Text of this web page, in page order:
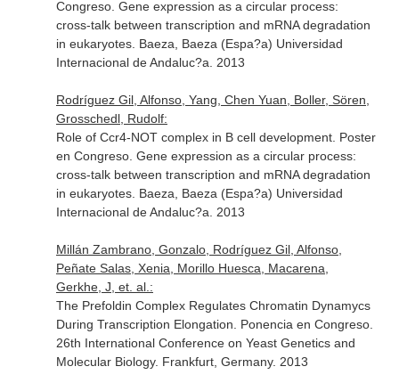
Congreso. Gene expression as a circular process:
cross-talk between transcription and mRNA degradation
in eukaryotes. Baeza, Baeza (Espa?a) Universidad
Internacional de Andaluc?a. 2013
Rodríguez Gil, Alfonso, Yang, Chen Yuan, Boller, Sören,
Grosschedl, Rudolf:
Role of Ccr4-NOT complex in B cell development. Poster
en Congreso. Gene expression as a circular process:
cross-talk between transcription and mRNA degradation
in eukaryotes. Baeza, Baeza (Espa?a) Universidad
Internacional de Andaluc?a. 2013
Millán Zambrano, Gonzalo, Rodríguez Gil, Alfonso,
Peñate Salas, Xenia, Morillo Huesca, Macarena,
Gerkhe, J, et. al.:
The Prefoldin Complex Regulates Chromatin Dynamycs
During Transcription Elongation. Ponencia en Congreso.
26th International Conference on Yeast Genetics and
Molecular Biology. Frankfurt, Germany. 2013